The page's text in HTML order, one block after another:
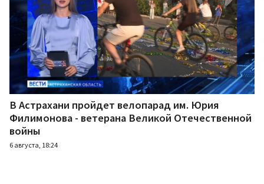
В Астрахани пройдет велопарад им. Юрия
Филимонова - ветерана Великой Отечественной
войны
6 августа, 18:24